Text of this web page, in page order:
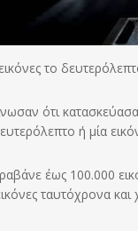
το
ότι
ή μία
έως 100.000
ταυτόχρονα και